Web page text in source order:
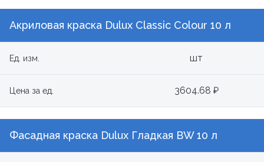
Акриловая краска Dulux Classic Colour 10 л
Ед. изм. шт
Цена за ед. 3604.68 ₽
Фасадная краска Dulux Гладкая BW 10 л